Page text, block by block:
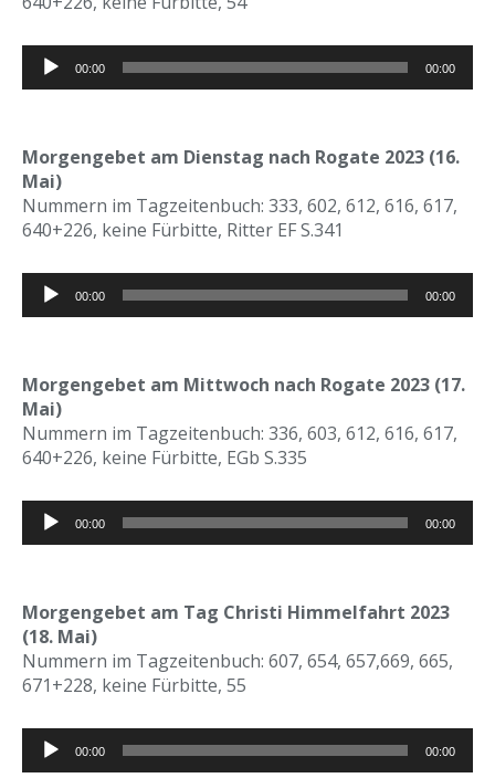
Audio-
Player
00:00 00:00
Morgengebet am Dienstag nach Rogate 2023 (16.
Mai)
Nummern im Tagzeitenbuch: 333, 602, 612, 616, 617,
640+226, keine Fürbitte, Ritter EF S.341
Audio-
Player
00:00 00:00
Morgengebet am Mittwoch nach Rogate 2023 (17.
Mai)
Nummern im Tagzeitenbuch: 336, 603, 612, 616, 617,
640+226, keine Fürbitte, EGb S.335
Audio-
Player
00:00 00:00
Morgengebet am Tag Christi Himmelfahrt 2023
(18. Mai)
Nummern im Tagzeitenbuch: 607, 654, 657,669, 665,
671+228, keine Fürbitte, 55
Audio-
Player
00:00 00:00